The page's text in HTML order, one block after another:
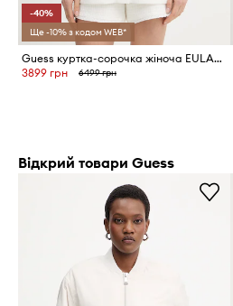
-40%
Ще -10% з кодом WEB*
Guess куртка-сорочка жіноча EULALIE
3899 грн
6499 грн
Відкрий товари Guess